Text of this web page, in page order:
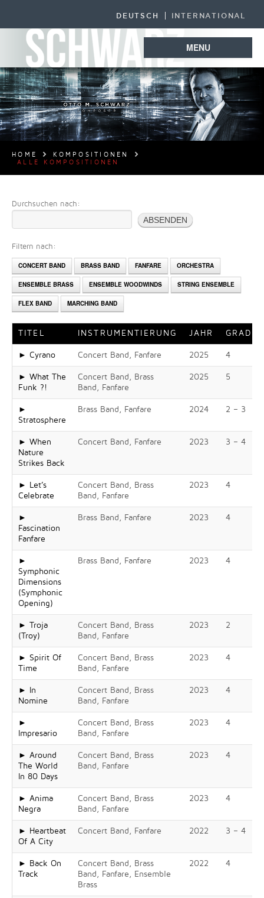
DEUTSCH INTERNATIONAL
MENU
HOME
KOMPOSITIONEN
ALLE KOMPOSITIONEN
Durchsuchen nach:
Filtern nach:
CONCERT BAND BRASS BAND FANFARE ORCHESTRA
ENSEMBLE BRASS ENSEMBLE WOODWINDS STRING ENSEMBLE
FLEX BAND MARCHING BAND
TITEL INSTRUMENTIERUNG JAHR GRAD
► Cyrano Concert Band, Fanfare 2025 4
► What The
Funk ?!
Concert Band, Brass
Band, Fanfare
2025 5
►
Stratosphere
Brass Band, Fanfare 2024 2 – 3
► When
Nature
Strikes Back
Concert Band, Fanfare 2023 3 – 4
► Let’s
Celebrate
Concert Band, Brass
Band, Fanfare
2023 4
►
Fascination
Fanfare
Brass Band, Fanfare 2023 4
►
Symphonic
Dimensions
(Symphonic
Opening)
Brass Band, Fanfare 2023 4
► Troja
(Troy)
Concert Band, Brass
Band, Fanfare
2023 2
► Spirit Of
Time
Concert Band, Brass
Band, Fanfare
2023 4
► In
Nomine
Concert Band, Brass
Band, Fanfare
2023 4
►
Impresario
Concert Band, Brass
Band, Fanfare
2023 4
► Around
The World
In 80 Days
Concert Band, Brass
Band, Fanfare
2023 4
► Anima
Negra
Concert Band, Brass
Band, Fanfare
2023 4
► Heartbeat
Of A City
Concert Band, Fanfare 2022 3 – 4
► Back On
Track
Concert Band, Brass
Band, Fanfare, Ensemble
Brass
2022 4